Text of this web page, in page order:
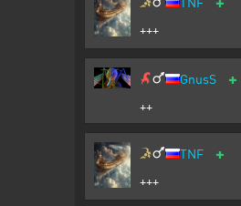
+++
GnusS +
++
TNF +
+++